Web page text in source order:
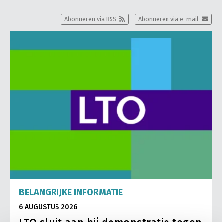
Abonneren via e-mail
Abonneren via RSS
BELANGRIJKE INFORMATIE
6 AUGUSTUS 2026